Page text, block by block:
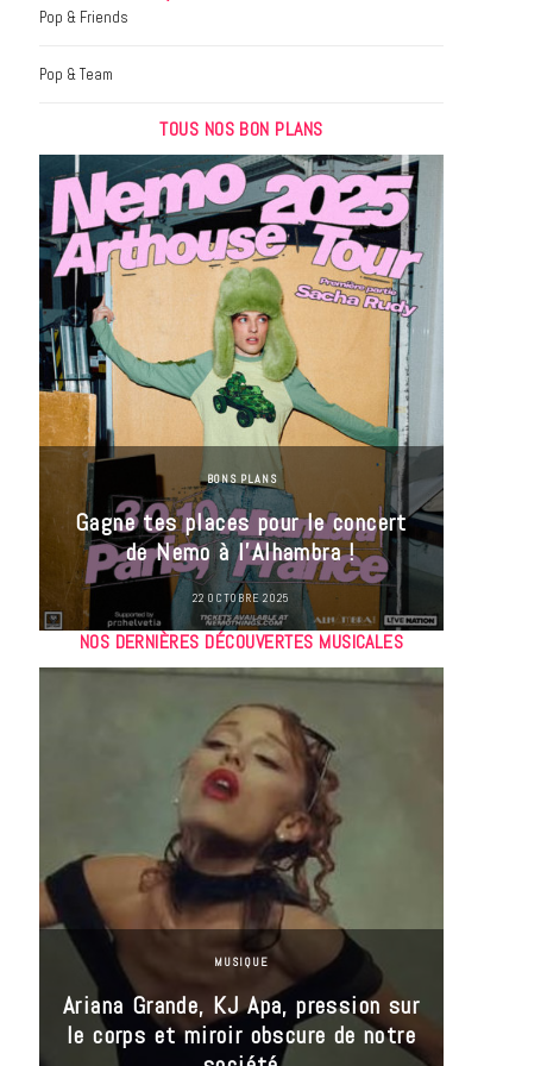
Pop & Friends
Pop & Team
TOUS NOS BON PLANS
BONS PLANS
Gagne tes places pour le concert
de Nemo à l’Alhambra !
22 OCTOBRE 2025
NOS DERNIÈRES DÉCOUVERTES MUSICALES
MUSIQUE
Ariana Grande, KJ Apa, pression sur
le corps et miroir obscure de notre